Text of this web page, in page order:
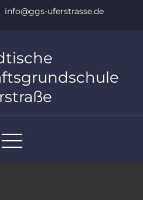
info@ggs-uferstrasse.de